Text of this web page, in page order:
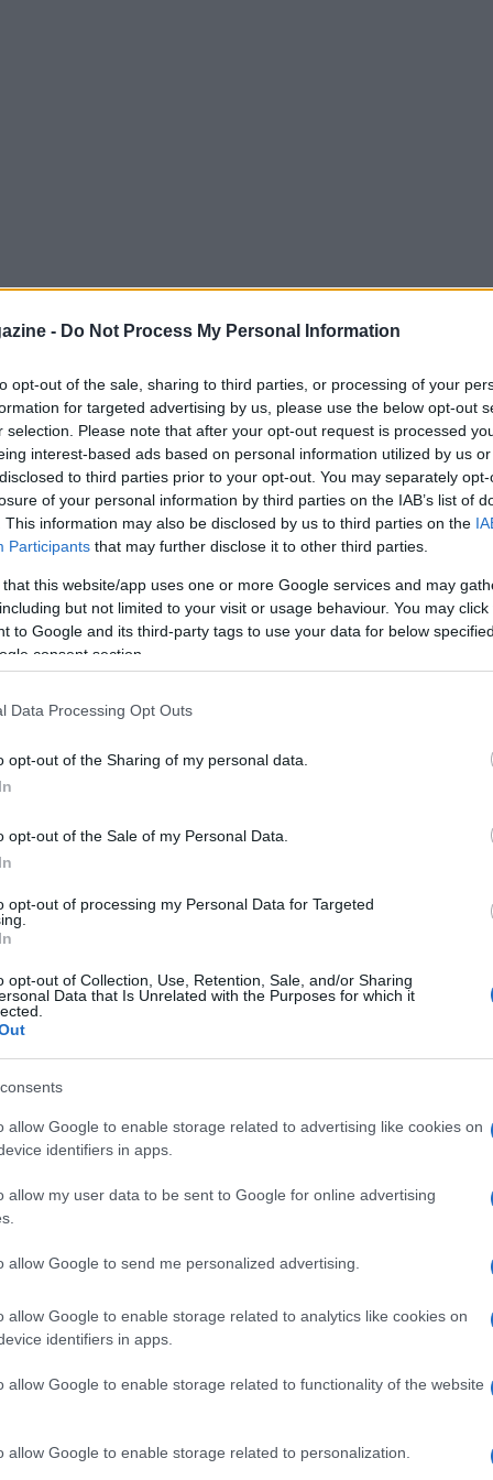
- Do Not Process My Personal Information
opt-out of the sale, sharing to third parties, or processing of your
for targeted advertising by us, please use the below opt-out
selection. Please note that after your opt-out request is processed
interest-based ads based on personal information utilized by us
to third parties prior to your opt-out. You may separately
of your personal information by third parties on the IAB’s list of
This information may also be disclosed by us to third parties on the
Participants that may further disclose it to other third parties.
that this website/app uses one or more Google services and may
but not limited to your visit or usage behaviour. You may
to Google and its third-party tags to use your data for below
consent section.
Data Processing Opt Outs
opt-out of the Sharing of my personal data.
opt-out of the Sale of my Personal Data.
opt-out of processing my Personal Data for Targeted
opt-out of Collection, Use, Retention, Sale, and/or Sharing
Data that Is Unrelated with the Purposes for which it
allow Google to enable storage related to advertising like cookies on
identifiers in apps.
allow my user data to be sent to Google for online advertising
allow Google to send me personalized advertising.
allow Google to enable storage related to analytics like cookies on
identifiers in apps.
allow Google to enable storage related to functionality of the website
allow Google to enable storage related to personalization.
Imanol per il Trofeo Villa di Laguardia, che
settimane, si affronteranno in un match
il primo gioco della sesta Real
disputata contro Alavés e si prevede
essendo in veste di visitatore.
l’inizio di una serie di incontri ai quali
giocatori sembrano ormai abituati. Nei
attribuiti ai governi per testare il loro
fino a 19 partite, a cui i suoi giocatori
due periodi Fifa.
campionato, verranno svolti altri quattro
Paesi. Imanol ha richiesto la
stagione che sarà nuovamente
luogo a casa sarà il prossimo 31 luglio, il
sportivo della Real Sociedad e il loro
squadra di prima divisione si recherà in
Gamba Osaka nel Panasonic Suita alle